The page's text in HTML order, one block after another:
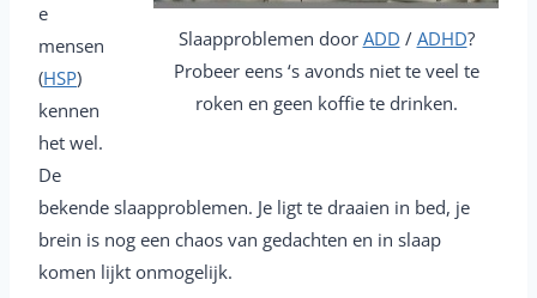
Slaapproblemen door ADD / ADHD?
Probeer eens ‘s avonds niet te veel te
roken en geen koffie te drinken.
e
mensen
(HSP)
kennen
het wel.
De
bekende slaapproblemen. Je ligt te draaien in bed, je
brein is nog een chaos van gedachten en in slaap
komen lijkt onmogelijk.